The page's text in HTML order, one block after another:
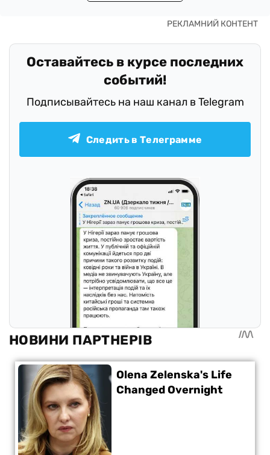
Оставайтесь в курсе последних
событий!
Подписывайтесь на наш канал в Telegram
Следить в Телеграмме